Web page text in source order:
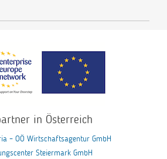
in Österreich
– OÖ Wirtschaftsagentur GmbH
Steiermark GmbH